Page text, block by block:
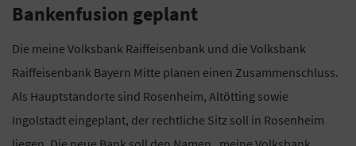
Bankenfusion geplant
Die meine Volksbank Raiffeisenbank und die Volksbank
Raiffeisenbank Bayern Mitte planen einen Zusammenschluss.
Als Hauptstandorte sind Rosenheim, Altötting sowie
Ingolstadt eingeplant, der rechtliche Sitz soll in Rosenheim